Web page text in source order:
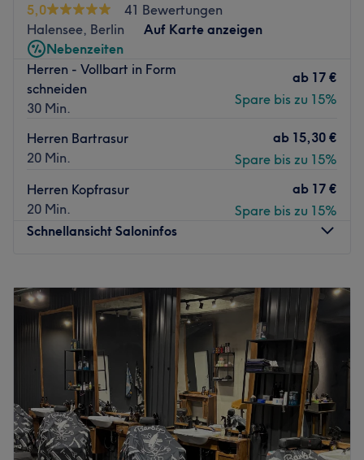
5,0
41 Bewertungen
Halensee, Berlin
Auf Karte anzeigen
Nebenzeiten
Herren - Vollbart in Form
schneiden
30 Min.
ab 17 €
Spare bis zu 15%
Herren Bartrasur
20 Min.
ab 15,30 €
Spare bis zu 15%
Herren Kopfrasur
20 Min.
ab 17 €
Spare bis zu 15%
Schnellansicht Saloninfos
Dienstag
10:00–
19:00
Mittwoch
10:00– 19:00
Donnerstag
10:00
19:00
Freitag
10:00
19:00
Samstag
09:00 –18:00
Sonntag
Geschlossen
Mojti Glam Studio in Berlin-Halensee steht für modernes
Hairstyling, präzise Schnitte und einen Look mit